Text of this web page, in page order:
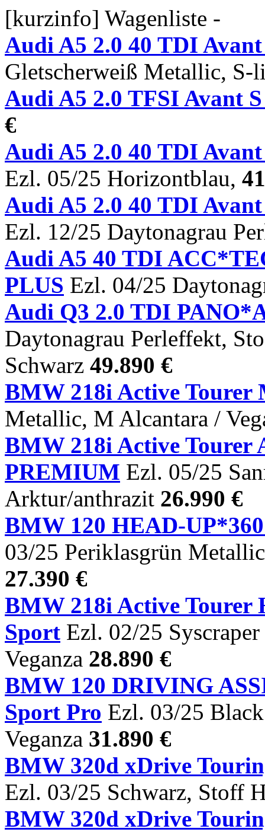
[kurzinfo] Wagenliste -
Audi A5 2.0 40 TDI
Gletscherweiß Metallic,
Audi A5 2.0 TFSI Avant
€
Audi A5 2.0 40 TDI
Ezl. 05/25 Horizontblau,
Audi A5 2.0 40 TDI
Ezl. 12/25 Daytonagrau
Audi A5 40 TDI
PLUS Ezl. 04/25
Audi Q3 2.0 TDI
Daytonagrau Perleffekt,
Schwarz 49.890 €
BMW 218i Active Tourer
Metallic, M Alcantara /
BMW 218i Active
PREMIUM Ezl. 05/25
Arktur/anthrazit 26.990 €
BMW 120 HEAD-
03/25 Periklasgrün
27.390 €
BMW 218i Active
Sport Ezl. 02/25
Veganza 28.890 €
BMW 120 DRIVING
Sport Pro Ezl. 03/25
Veganza 31.890 €
BMW 320d xDrive
Ezl. 03/25 Schwarz, Stoff
BMW 320d xDrive